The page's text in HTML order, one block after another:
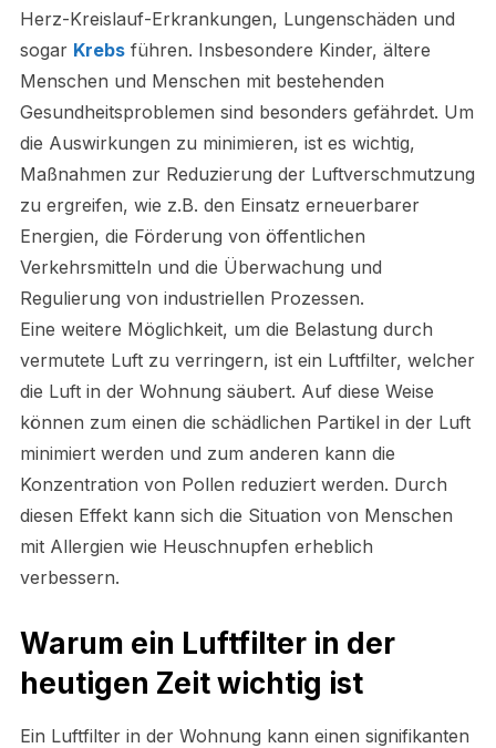
Herz-Kreislauf-Erkrankungen, Lungenschäden und
sogar Krebsführen. Insbesondere Kinder, ältere
Menschen und Menschen mit bestehenden
Gesundheitsproblemen sind besonders gefährdet. Um
die Auswirkungen zu minimieren, ist es wichtig,
Maßnahmen zur Reduzierung der Luftverschmutzung
zu ergreifen, wie z.B. den Einsatz erneuerbarer
Energien, die Förderung von öffentlichen
Verkehrsmitteln und die Überwachung und
Regulierung von industriellen Prozessen.
Eine weitere Möglichkeit, um die Belastung durch
vermutete Luft zu verringern, ist ein Luftfilter, welcher
die Luft in der Wohnung säubert. Auf diese Weise
können zum einen die schädlichen Partikel in der Luft
minimiert werden und zum anderen kann die
Konzentration von Pollen reduziert werden. Durch
diesen Effekt kann sich die Situation von Menschen
mit Allergien wie Heuschnupfen erheblich
verbessern.
Warum ein Luftfilter in der
heutigen Zeit wichtig ist
Ein Luftfilter in der Wohnung kann einen signifikanten